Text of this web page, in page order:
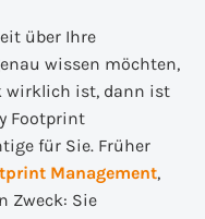
über Ihre
wissen möchten,
wirklich ist, dann ist
Footprint
für Sie. Früher
Management,
Zweck: Sie